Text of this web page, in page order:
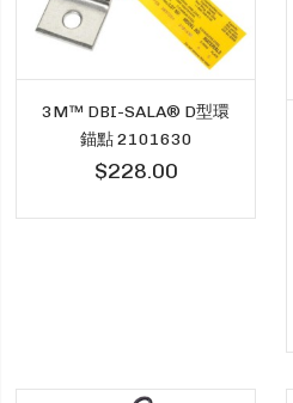
3M™ DBI-SALA® D型環
錨點 2101630
$228.00